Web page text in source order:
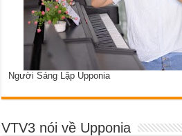
Người Sáng Lập Upponia
VTV3 nói về Upponia